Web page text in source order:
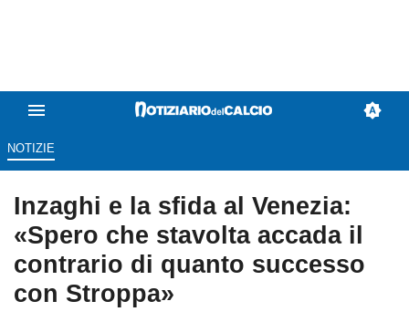
NOTIZIE
Inzaghi e la sfida al Venezia:
«Spero che stavolta accada il
contrario di quanto successo
con Stroppa»